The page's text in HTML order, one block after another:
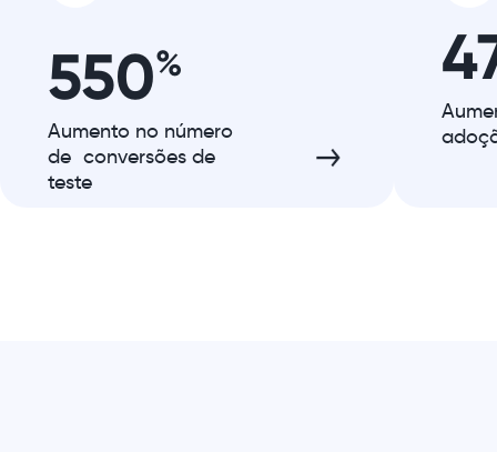
550%
Aumento no número
de conversões de
teste